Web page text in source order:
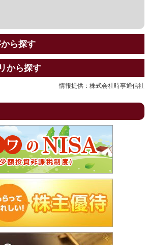
ら探す
から探す
情報提供：株式会社時事通信社